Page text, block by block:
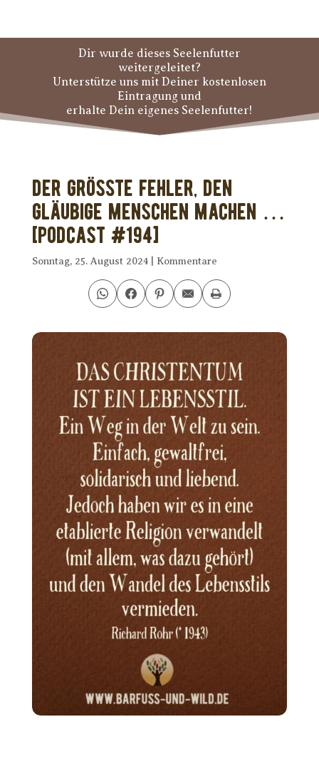
Dir wurde dieses Seelenfutter
weitergeleitet?
Unterstütze uns mit Deiner kostenlosen
Eintragung und
erhalte Dein eigenes Seelenfutter!
Der größte Fehler, den
gläubige Menschen machen …
[PODCAST #194]
Sonntag, 25. August 2024| Kommentare